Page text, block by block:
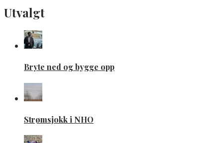
Utvalgt
Bryte ned og bygge opp
Strømsjokk i NHO